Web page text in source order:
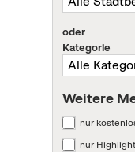
oder
Kategorie
Weitere
nur
nur